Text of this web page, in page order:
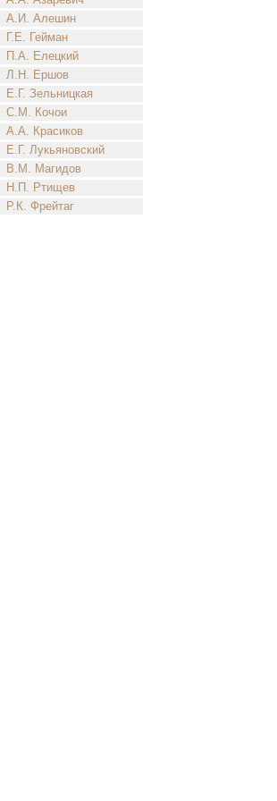
А.И. Алешин
Г.Е. Гейман
П.А. Елецкий
Л.Н. Ершов
Е.Г. Зельницкая
С.М. Кочои
А.А. Красиков
Е.Г. Лукьяновский
В.М. Магидов
Н.П. Ртищев
Р.К. Фрейтаг